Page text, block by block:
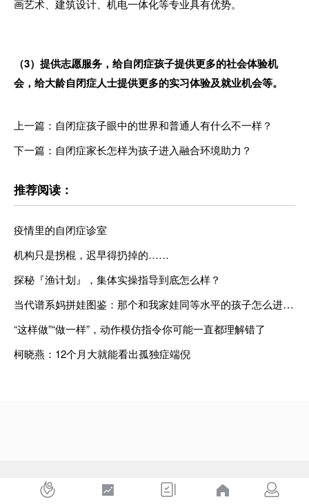
画艺术、建筑设计、机电一体化等专业具有优势。
（3）提供志愿服务，给自闭症孩子提供更多的社会体验机
会，给大龄自闭症人士提供更多的实习体验及就业机会等。
上一篇：自闭症孩子眼中的世界和普通人有什么不一样？
下一篇：自闭症家长怎样为孩子进入融合环境助力？
推荐阅读：
疫情里的自闭症诊室
机构只是拐棍，迟早得扔掉的……
探秘『渔计划』，集体实操指导到底怎么样？
当代谱系妈拼娃图鉴：那个和我家娃同等水平的孩子怎么进步那么多？
“这样做”“做一样”，动作模仿指令你可能一直都理解错了
柯晓燕：12个月大就能看出孤独症端倪